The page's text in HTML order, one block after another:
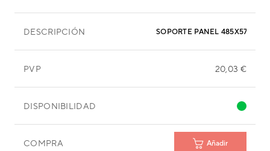
DESCRIPCIÓN SOPORTE PANEL 485X57 MM
PVP 20,03 €
DISPONIBILIDAD
COMPRA Añadir